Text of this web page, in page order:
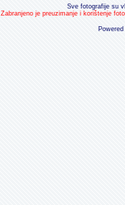
Sve fotografije su
Zabranjeno je preuzimanje i korištenje